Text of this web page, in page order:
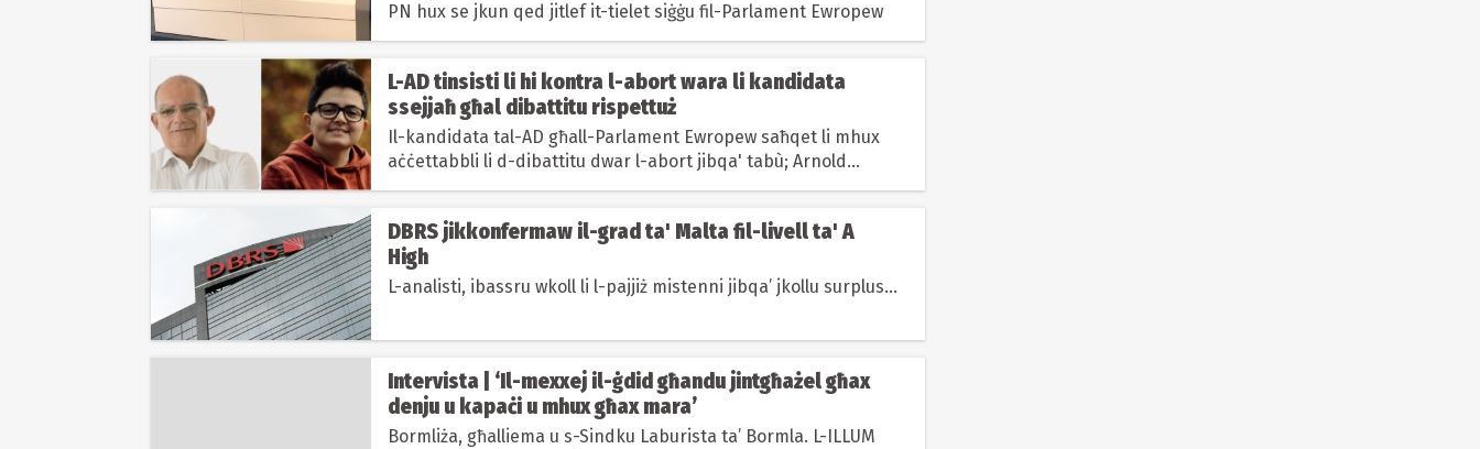
PN hux se jkun qed jitlef it-tielet siġġu fil-Parlament Ewropew
L-AD tinsisti li hi kontra l-abort wara li kandidata
ssejjaħ għal dibattitu rispettuż
Il-kandidata tal-AD għall-Parlament Ewropew saħqet li mhux
aċċettabbli li d-dibattitu dwar l-abort jibqa' tabù; Arnold
Cassola jitlob...
DBRS jikkonfermaw il-grad ta' Malta fil-livell ta' A
High
L-analisti, ibassru wkoll li l-pajjiż mistenni jibqa’ jkollu surplus...
Intervista | ‘Il-mexxej il-ġdid għandu jintgħażel għax
denju u kapaċi u mhux għax mara’
Bormliża, għalliema u s-Sindku Laburista ta’ Bormla. L-ILLUM